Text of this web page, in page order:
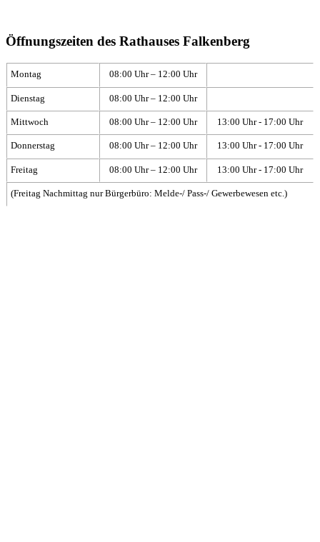
Öffnungszeiten des Rathauses Falkenberg
Montag 08:00 Uhr – 12:00 Uhr
Dienstag 08:00 Uhr – 12:00 Uhr
Mittwoch 08:00 Uhr – 12:00 Uhr 13:00 Uhr - 17:00 Uhr
Donnerstag 08:00 Uhr – 12:00 Uhr 13:00 Uhr - 17:00 Uhr
Freitag 08:00 Uhr – 12:00 Uhr 13:00 Uhr - 17:00 Uhr
(Freitag Nachmittag nur Bürgerbüro: Melde-/ Pass-/ Gewerbewesen etc.)